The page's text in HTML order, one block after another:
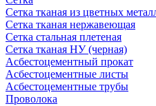
Сетка тканая из цветных
Сетка тканая нержавеющая
Сетка стальная плетеная
Сетка тканая НУ (черная)
Асбестоцементный прокат
Асбестоцементные листы
Асбестоцементные трубы
Проволока